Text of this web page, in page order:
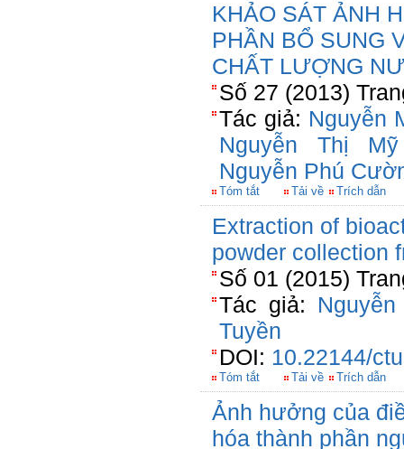
KHẢO SÁT ẢNH
PHẦN BỔ SUNG
CHẤT LƯỢNG
Số 27 (2013)
Tác giả: Nguyễn
Nguyễn Thị
Nguyễn Phú
Tóm tắt Tải về Trích dẫn
Extraction of
powder collection
Số 01 (2015)
Tác giả:
Tuyền
DOI: 10.22144/
Tóm tắt Tải về Trích dẫn
Ảnh hưởng của
hóa thành phần